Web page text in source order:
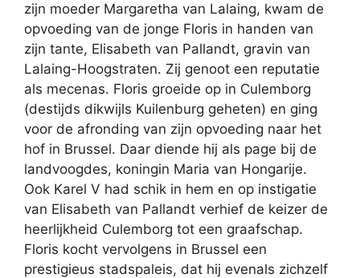
zijn moeder Margaretha van Lalaing, kwam de
opvoeding van de jonge Floris in handen van
zijn tante, Elisabeth van Pallandt, gravin van
Lalaing-Hoogstraten. Zij genoot een reputatie
als mecenas. Floris groeide op in Culemborg
(destijds dikwijls Kuilenburg geheten) en ging
voor de afronding van zijn opvoeding naar het
hof in Brussel. Daar diende hij als page bij de
landvoogdes, koningin Maria van Hongarije.
Ook Karel V had schik in hem en op instigatie
van Elisabeth van Pallandt verhief de keizer de
heerlijkheid Culemborg tot een graafschap.
Floris kocht vervolgens in Brussel een
prestigieus stadspaleis, dat hij evenals zichzelf